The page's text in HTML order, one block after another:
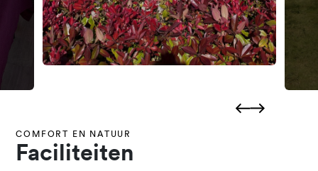
COMFORT EN NATUUR
Faciliteiten